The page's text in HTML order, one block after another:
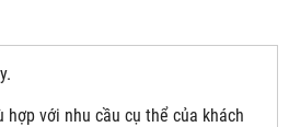
hợp với nhu cầu cụ thể của khách